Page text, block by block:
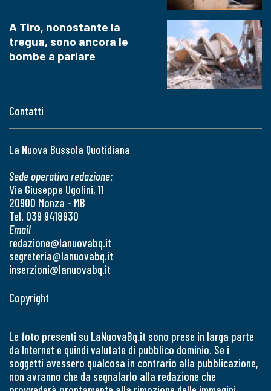
Contatti
La Nuova Bussola Quotidiana
Sede operativa redazione:
Via Giuseppe Ugolini, 11
20900 Monza - MB
Tel. 039 9418930
Email
redazione@lanuovabq.it
segreteria@lanuovabq.it
inserzioni@lanuovabq.it
A Tiro, nonostante la
tregua, sono ancora le
bombe a parlare
Copyright
Le foto presenti su LaNuovaBq.it sono prese in larga parte
da Internet e quindi valutate di pubblico dominio. Se i
soggetti avessero qualcosa in contrario alla pubblicazione,
non avranno che da segnalarlo alla redazione che